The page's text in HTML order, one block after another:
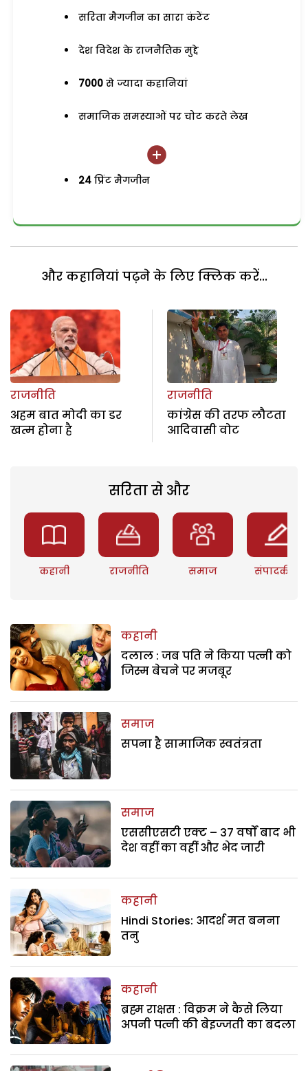
सरिता मैगजीन का सारा कंटेंट
देश विदेश के राजनैतिक मुद्दे
7000 से ज्यादा कहानियां
समाजिक समस्याओं पर चोट करते लेख
24 प्रिंट मैगजीन
और कहानियां पढ़ने के लिए क्लिक करें...
राजनीति
अहम बात मोदी का डर
खत्म होना है
राजनीति
कांग्रेस की तरफ लौटता
आदिवासी वोट
सरिता से और
कहानी राजनीति समाज संपादकीय
कहानी
दलाल : जब पति ने किया पत्नी को
जिस्म बेचने पर मजबूर
समाज
सपना है सामाजिक स्वतंत्रता
समाज
एससीएसटी एक्ट – 37 वर्षों बाद भी
देश वहीं का वहीं और भेद जारी
कहानी
Hindi Stories: आदर्श मत बनना
तनु
कहानी
ब्रह्म राक्षस : विक्रम ने कैसे लिया
अपनी पत्नी की बेइज्जती का बदला